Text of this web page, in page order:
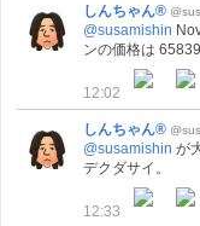
しんちゃん®
@susamishin
ンの価格は
12:02
しんちゃん®
@susamishin が
デクダサイ。
12:33